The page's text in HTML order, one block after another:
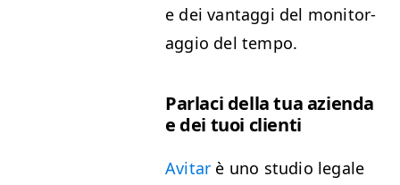
e dei van­tag­gi del mon­i­tor­
ag­gio del tempo.
Par­laci del­la tua azien­da
e dei tuoi clienti
Avi­tar è uno stu­dio legale